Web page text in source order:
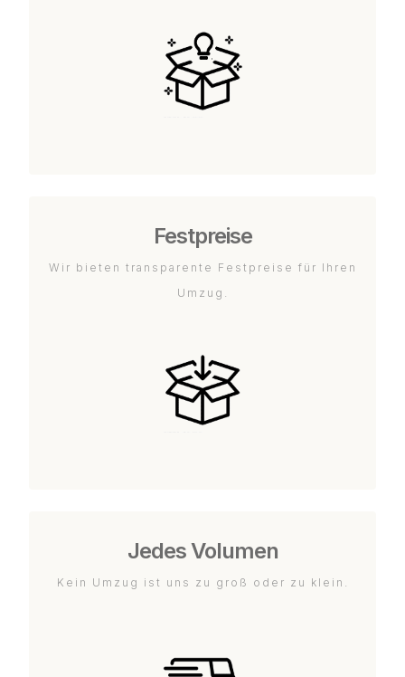
Festpreise
Wir bieten transparente Festpreise für Ihren
Umzug.
Jedes Volumen
Kein Umzug ist uns zu groß oder zu klein.